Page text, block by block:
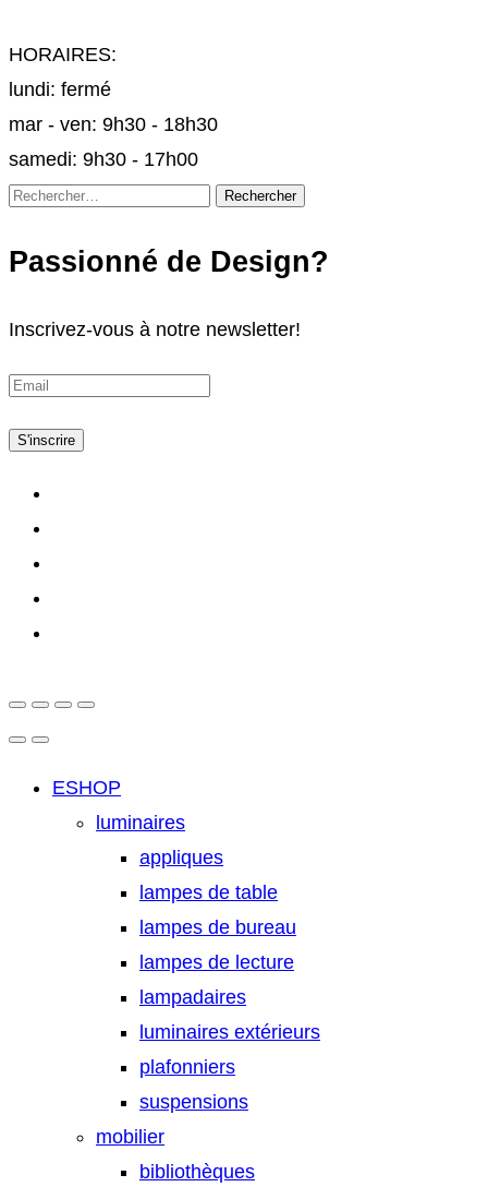
HORAIRES:
lundi: fermé
mar - ven: 9h30 - 18h30
samedi: 9h30 - 17h00
Rechercher :
Passionné de Design?
Inscrivez-vous à notre newsletter!
S'inscrire
ESHOP
luminaires
appliques
lampes de table
lampes de bureau
lampes de lecture
lampadaires
luminaires extérieurs
plafonniers
suspensions
mobilier
bibliothèques